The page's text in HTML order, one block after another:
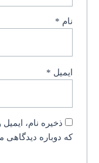
نام *
ایمیل *
ذخیره نام،
که دوباره دیدگاهی